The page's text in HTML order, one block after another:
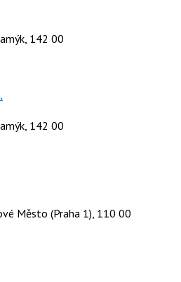
142 00
142 00
Město (Praha 1), 110 00